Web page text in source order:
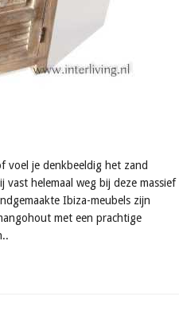
voel je denkbeeldig het zand
helemaal weg bij deze massief
Ibiza-meubels zijn
met een prachtige